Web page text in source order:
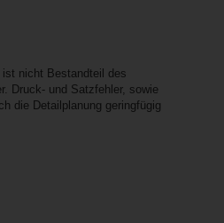
nicht Bestandteil des
Druck- und Satzfehler, sowie
die Detailplanung geringfügig